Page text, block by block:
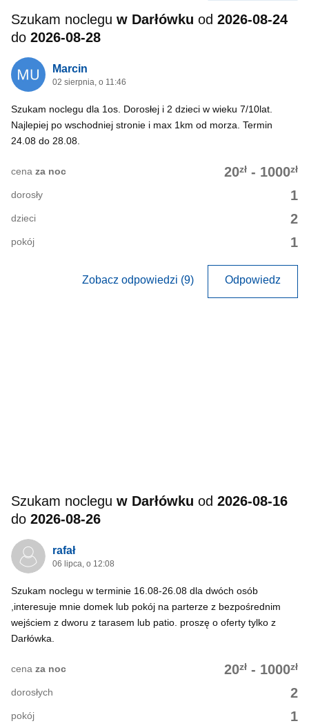
Szukam noclegu w Darłówku od 2026-08-24
do 2026-08-28
Marcin
02 sierpnia, o 11:46
Szukam noclegu dla 1os. Dorosłej i 2 dzieci w wieku 7/10lat.
Najlepiej po wschodniej stronie i max 1km od morza. Termin
24.08 do 28.08.
20zł - 1000zł
cena za noc
1
dorosły
2
dzieci
1
pokój
Zobacz odpowiedzi (9) Odpowiedz
Szukam noclegu w Darłówku od 2026-08-16
do 2026-08-26
rafał
06 lipca, o 12:08
Szukam noclegu w terminie 16.08-26.08 dla dwóch osób
,interesuje mnie domek lub pokój na parterze z bezpośrednim
wejściem z dworu z tarasem lub patio. proszę o oferty tylko z
Darłówka.
20zł - 1000zł
cena za noc
2
dorosłych
1
pokój